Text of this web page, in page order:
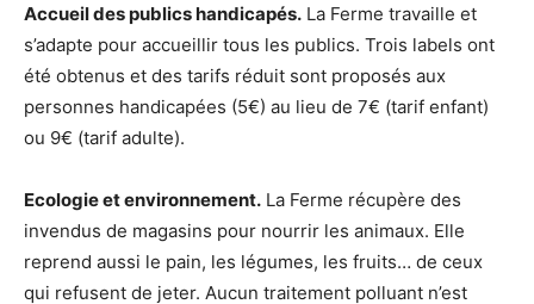
Accueil des publics handicapés. La Ferme travaille et
s’adapte pour accueillir tous les publics. Trois labels ont
été obtenus et des tarifs réduit sont proposés aux
personnes handicapées (5€) au lieu de 7€ (tarif enfant)
ou 9€ (tarif adulte).
Ecologie et environnement. La Ferme récupère des
invendus de magasins pour nourrir les animaux. Elle
reprend aussi le pain, les légumes, les fruits… de ceux
qui refusent de jeter. Aucun traitement polluant n’est